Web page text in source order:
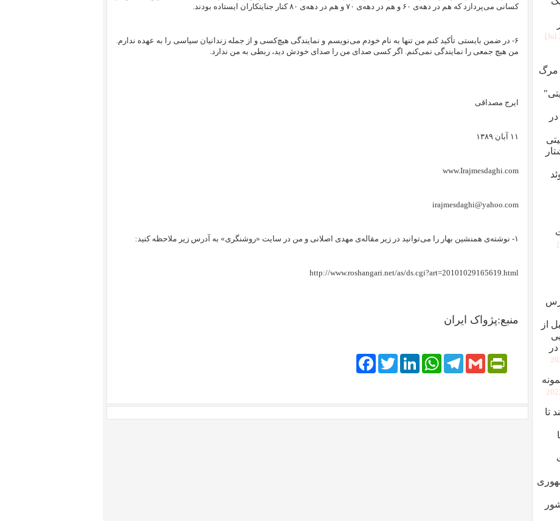
کسانی می‌پردازد که هم در دهه‌ی ۶۰ و هم در دهه‌ی ۷۰ و هم در دهه‌ی ۸۰ کنار جنایتکاران ایستاده بودند.
۶- در ضمن بایستی تأکید کنم من تنها به نام خودم می‌نویسم و نمایندگی هیچ‌کسی و از جمله زندانیان سیاسی را به عهده ندارم.
من هیچ جمعی را نمایندگی نمی‌کنم. اگر کسی صدای من را صدای خودش دید، ربطی به من ندارد.
ایرج مصداقی
۱۱ آبان ۱۳۸۹
www.Irajmesdaghi.com
irajmesdaghi@yahoo.com
۱- نوشته‌ی همنشین بهار را می‌توانید در زیر مقاله‌ی مهدی اصلانی و من در سایت «روشنگری» به آدرس زیر ملاحظه کنید:
http://www.roshangari.net/as/ds.cgi?art=20101029165619.html
منبع:پژواک ایران
FacebookTwitterLinkedIn
WhatsAppTelegramGmail
PrintFriendly
مرگ
از
تا